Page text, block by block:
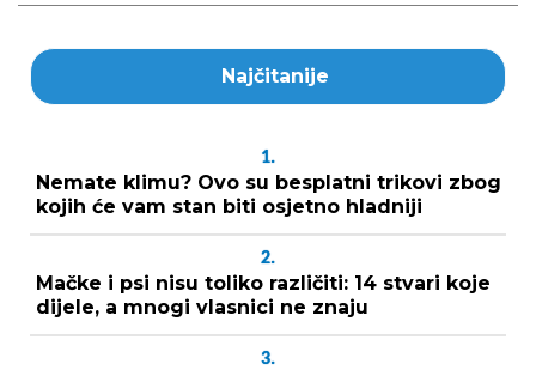
Najčitanije
1.
Nemate klimu? Ovo su besplatni trikovi zbog
kojih će vam stan biti osjetno hladniji
2.
Mačke i psi nisu toliko različiti: 14 stvari koje
dijele, a mnogi vlasnici ne znaju
3.